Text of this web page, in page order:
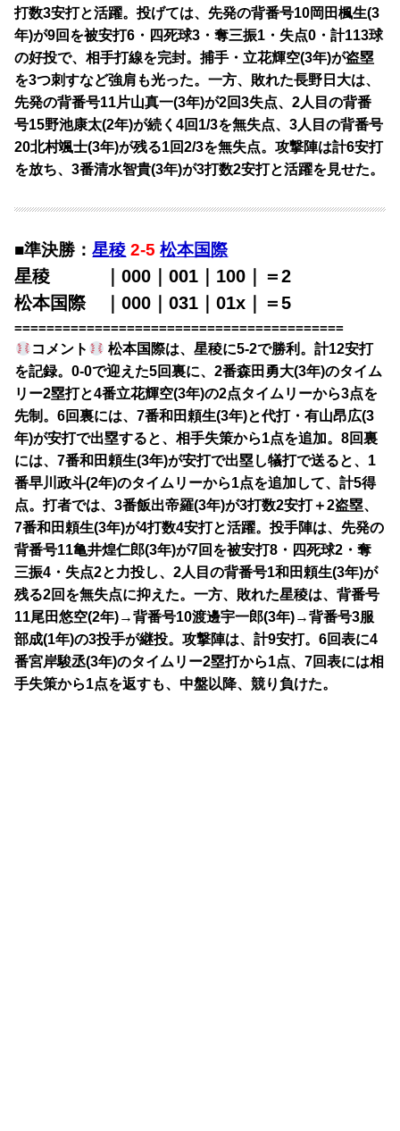
打数3安打と活躍。投げては、先発の背番号10岡田楓生(3
年)が9回を被安打6・四死球3・奪三振1・失点0・計113球
の好投で、相手打線を完封。捕手・立花輝空(3年)が盗塁
を3つ刺すなど強肩も光った。一方、敗れた長野日大は、
先発の背番号11片山真一(3年)が2回3失点、2人目の背番
号15野池康太(2年)が続く4回1/3を無失点、3人目の背番号
20北村颯士(3年)が残る1回2/3を無失点。攻撃陣は計6安打
を放ち、3番清水智貴(3年)が3打数2安打と活躍を見せた。
■準決勝：星稜 2-5 松本国際
星稜 ｜000｜001｜100｜＝2
松本国際 ｜000｜031｜01x｜＝5
=========================================
コメント
松本国際は、星稜に5-2で勝利。計12安打
を記録。0-0で迎えた5回裏に、2番森田勇大(3年)のタイム
リー2塁打と4番立花輝空(3年)の2点タイムリーから3点を
先制。6回裏には、7番和田頼生(3年)と代打・有山昂広(3
年)が安打で出塁すると、相手失策から1点を追加。8回裏
には、7番和田頼生(3年)が安打で出塁し犠打で送ると、1
番早川政斗(2年)のタイムリーから1点を追加して、計5得
点。打者では、3番飯出帝羅(3年)が3打数2安打＋2盗塁、
7番和田頼生(3年)が4打数4安打と活躍。投手陣は、先発の
背番号11亀井煌仁郎(3年)が7回を被安打8・四死球2・奪
三振4・失点2と力投し、2人目の背番号1和田頼生(3年)が
残る2回を無失点に抑えた。一方、敗れた星稜は、背番号
11尾田悠空(2年)→背番号10渡邊宇一郎(3年)→背番号3服
部成(1年)の3投手が継投。攻撃陣は、計9安打。6回表に4
番宮岸駿丞(3年)のタイムリー2塁打から1点、7回表には相
手失策から1点を返すも、中盤以降、競り負けた。